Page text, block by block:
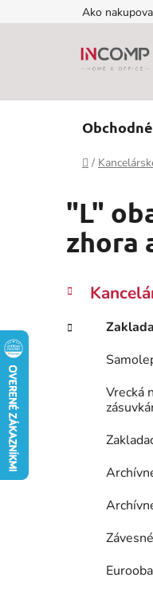
na
Ako
Domov
/
"L"
zhora
B
č
Preskočiť
kategórie
K
a
e
Vrecká